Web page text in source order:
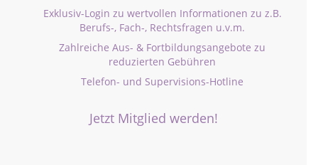
Exklusiv-Login zu wertvollen Informationen zu z.B.
Berufs-, Fach-, Rechtsfragen u.v.m.
Zahlreiche Aus- & Fortbildungsangebote zu
reduzierten Gebühren
Telefon- und Supervisions-Hotline
Jetzt Mitglied werden!